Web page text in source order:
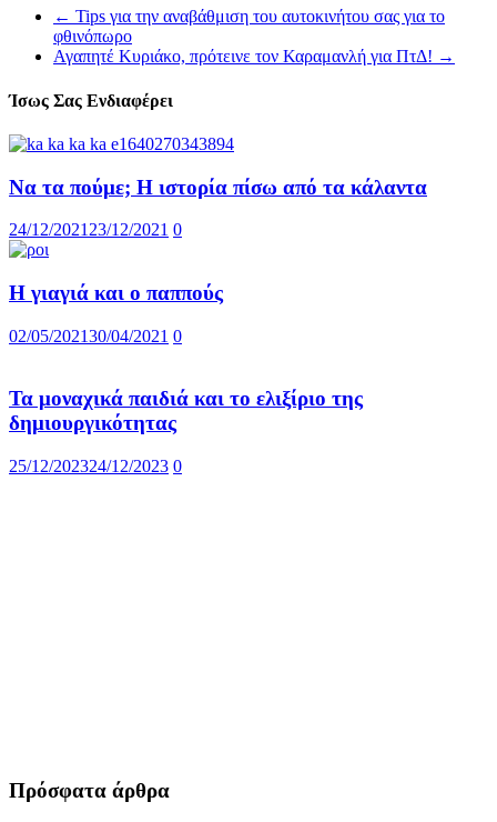
← Tips για την αναβάθμιση του αυτοκινήτου σας για το
φθινόπωρο
Αγαπητέ Κυριάκο, πρότεινε τον Καραμανλή για ΠτΔ! →
Ίσως Σας Ενδιαφέρει
Να τα πούμε; Η ιστορία πίσω από τα κάλαντα
24/12/2021 23/12/2021 0
Η γιαγιά και ο παππούς
02/05/202130/04/2021 0
Τα μοναχικά παιδιά και το ελιξίριο της
δημιουργικότητας
25/12/202324/12/2023 0
Πρόσφατα άρθρα